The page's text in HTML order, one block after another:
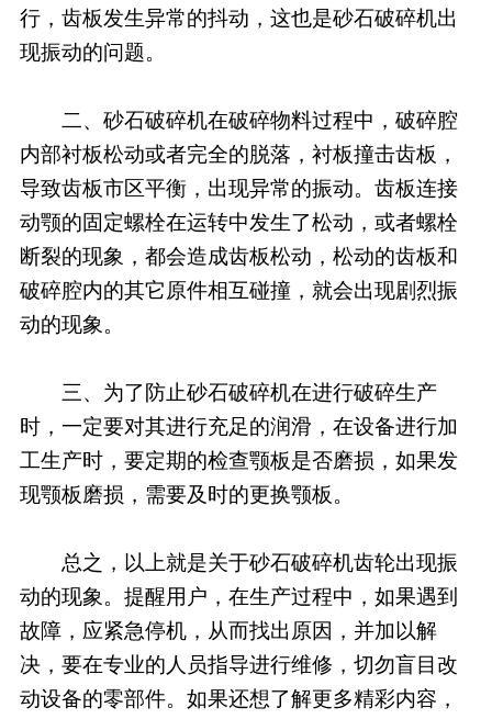
行，齿板发生异常的抖动，这也是砂石破碎机出
现振动的问题。
二、砂石破碎机在破碎物料过程中，破碎腔
内部衬板松动或者完全的脱落，衬板撞击齿板，
导致齿板市区平衡，出现异常的振动。齿板连接
动颚的固定螺栓在运转中发生了松动，或者螺栓
断裂的现象，都会造成齿板松动，松动的齿板和
破碎腔内的其它原件相互碰撞，就会出现剧烈振
动的现象。
三、为了防止砂石破碎机在进行破碎生产
时，一定要对其进行充足的润滑，在设备进行加
工生产时，要定期的检查颚板是否磨损，如果发
现颚板磨损，需要及时的更换颚板。
总之，以上就是关于砂石破碎机齿轮出现振
动的现象。提醒用户，在生产过程中，如果遇到
故障，应紧急停机，从而找出原因，并加以解
决，要在专业的人员指导进行维修，切勿盲目改
动设备的零部件。如果还想了解更多精彩内容，